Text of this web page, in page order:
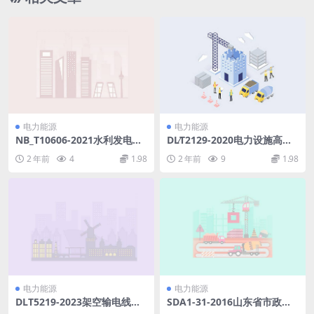
电力能源
NB_T10606-2021水利发电厂
直流电源系统设计规范(20.39
MB)pdf
2 年前 4 1.98
电力能源
DL∕T2129-2020电力设施高空
2 年前 9 1.98
电力能源
DLT5219-2023架空输电线路
电力能源
SDA1-31-2016山东省市政工